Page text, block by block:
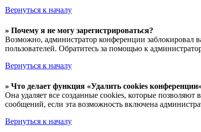
Вернуться к началу
» Почему я не могу зарегистрироваться?
Возможно, администратор конференции заблокировал
пользователей. Обратитесь за помощью к
Вернуться к началу
» Что делает функция «Удалить cookies
Она удаляет все созданные cookies, которые
сообщений, если эта возможность включена
Вернуться к началу